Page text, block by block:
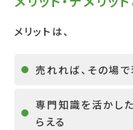
メリットは、
売れれば、その場
専門知識を活かし
らえる